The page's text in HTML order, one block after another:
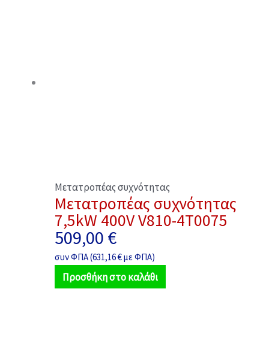
Μετατροπέας συχνότητας
Μετατροπέας συχνότητας
7,5kW 400V V810-4T0075
509,00 €
συν ΦΠΑ (631,16€με ΦΠΑ)
Προσθήκη στο καλάθι